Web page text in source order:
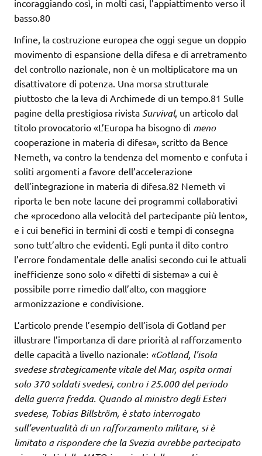
incoraggiando così, in molti casi, l’appiattimento verso il
basso.80
Infine, la costruzione europea che oggi segue un doppio
movimento di espansione della difesa e di arretramento
del controllo nazionale, non è un moltiplicatore ma un
disattivatore di potenza. Una morsa strutturale
piuttosto che la leva di Archimede di un tempo.81 Sulle
pagine della prestigiosa rivista Survival, un articolo dal
titolo provocatorio «L’Europa ha bisogno di meno
cooperazione in materia di difesa», scritto da Bence
Nemeth, va contro la tendenza del momento e confuta i
soliti argomenti a favore dell’accelerazione
dell’integrazione in materia di difesa.82 Nemeth vi
riporta le ben note lacune dei programmi collaborativi
che «procedono alla velocità del partecipante più lento»,
e i cui benefici in termini di costi e tempi di consegna
sono tutt’altro che evidenti. Egli punta il dito contro
l’errore fondamentale delle analisi secondo cui le attuali
inefficienze sono solo « difetti di sistema» a cui è
possibile porre rimedio dall’alto, con maggiore
armonizzazione e condivisione.
L’articolo prende l’esempio dell’isola di Gotland per
illustrare l’importanza di dare priorità al rafforzamento
delle capacità a livello nazionale: «Gotland, l’isola
svedese strategicamente vitale del Mar, ospita ormai
solo 370 soldati svedesi, contro i 25.000 del periodo
della guerra fredda. Quando al ministro degli Esteri
svedese, Tobias Billström, è stato interrogato
sull’eventualità di un rafforzamento militare, si è
limitato a rispondere che la Svezia avrebbe partecipato